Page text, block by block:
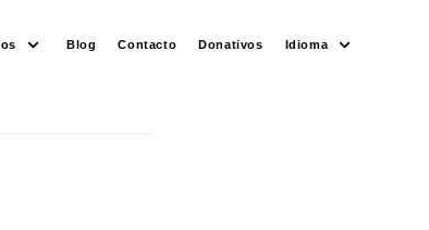
Blog Contacto Donativos Idioma